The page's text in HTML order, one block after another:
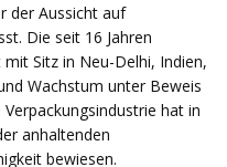
der Aussicht auf
Die seit 16 Jahren
Sitz in Neu-Delhi, Indien,
Wachstum unter Beweis
hat in
anhaltenden
bewiesen.